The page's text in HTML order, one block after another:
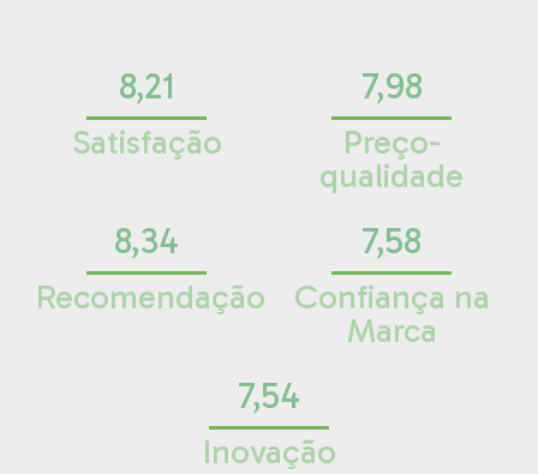
8,21
Satisfação
7,98
Preço-
qualidade
8,34
Recomendação
7,58
Confiança na
Marca
7,54
Inovação